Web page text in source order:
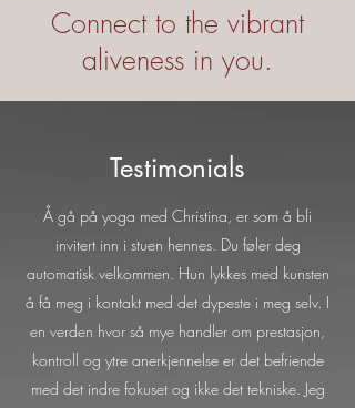
Connect to the vibrant
aliveness in you.
Testimonials
Å gå på yoga med Christina, er som å bli
invitert inn i stuen hennes. Du føler deg
automatisk velkommen. Hun lykkes med kunsten
å få meg i kontakt med det dypeste i meg selv. I
en verden hvor så mye handler om prestasjon,
kontroll og ytre anerkjennelse er det befriende
med det indre fokuset og ikke det tekniske. Jeg